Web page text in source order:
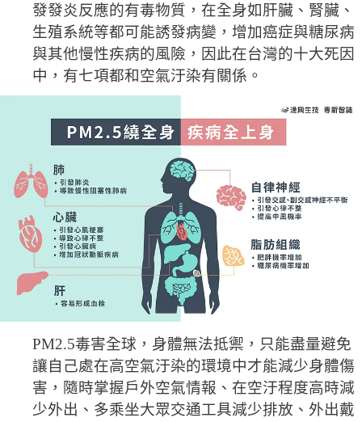
發發炎反應的有毒物質，在全身如肝臟、腎臟、
生殖系統等都可能誘發病變，增加癌症與糖尿病
與其他慢性疾病的風險，因此在台灣的十大死因
中，有七項都和空氣汙染有關係。
PM2.5毒害全球，身體無法抵禦，只能盡量避免
讓自己處在高空氣汙染的環境中才能減少身體傷
害，隨時掌握戶外空氣情報、在空汙程度高時減
少外出、多乘坐大眾交通工具減少排放、外出戴